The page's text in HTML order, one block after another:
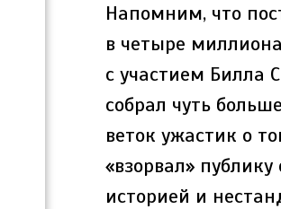
Напомним, что
в четыре
с участием Билла
собрал чуть
веток ужастик о
«взорвал»
историей и